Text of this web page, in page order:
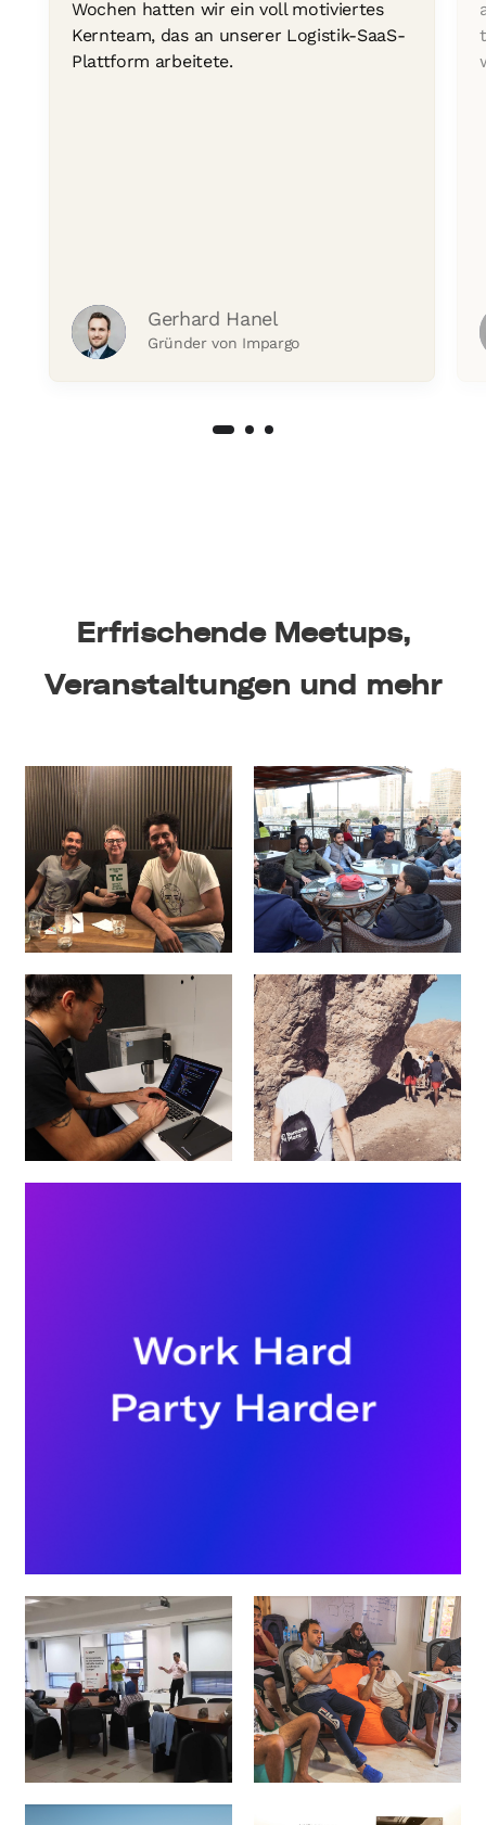
Wochen hatten wir ein voll motiviertes
Kernteam, das an unserer Logistik-SaaS-
Plattform arbeitete.
Gerhard Hanel
Gründer von Impargo
Erfrischende Meetups,
Veranstaltungen und mehr